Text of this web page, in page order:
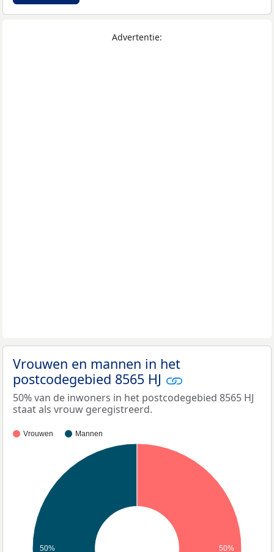
Advertentie:
Vrouwen en mannen in het
postcodegebied 8565 HJ
50% van de inwoners in het postcodegebied 8565 HJ
staat als vrouw geregistreerd.
Vrouwen Mannen
50% 50%